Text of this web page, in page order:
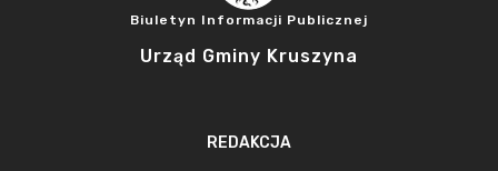
Biuletyn Informacji Publicznej
Urząd Gminy Kruszyna
REDAKCJA